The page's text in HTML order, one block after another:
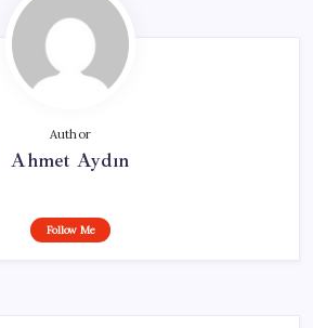
Author
Ahmet Aydın
Follow Me